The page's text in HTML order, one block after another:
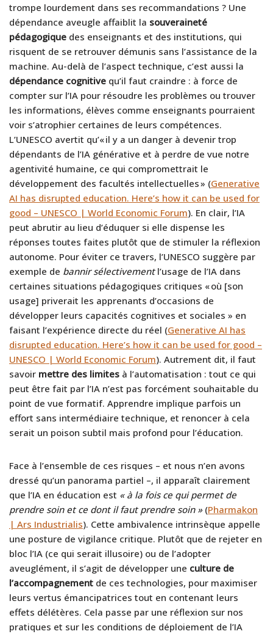
trompe lourdement dans ses recommandations ? Une
dépendance aveugle affaiblit la souveraineté
pédagogique des enseignants et des institutions, qui
risquent de se retrouver démunis sans l’assistance de la
machine. Au-delà de l’aspect technique, c’est aussi la
dépendance cognitive qu’il faut craindre : à force de
compter sur l’IA pour résoudre les problèmes ou trouver
les informations, élèves comme enseignants pourraient
voir s’atrophier certaines de leurs compétences.
L’UNESCO avertit qu’« il y a un danger à devenir trop
dépendants de l’IA générative et à perdre de vue notre
agentivité humaine, ce qui compromettrait le
développement des facultés intellectuelles » (Generative
AI has disrupted education. Here’s how it can be used for
good – UNESCO | World Economic Forum). En clair, l’IA
peut abrutir au lieu d’éduquer si elle dispense les
réponses toutes faites plutôt que de stimuler la réflexion
autonome. Pour éviter ce travers, l’UNESCO suggère par
exemple de bannir sélectivementl’usage de l’IA dans
certaines situations pédagogiques critiques « où [son
usage] priverait les apprenants d’occasions de
développer leurs capacités cognitives et sociales » en
faisant l’expérience directe du réel (Generative AI has
disrupted education. Here’s how it can be used for good –
UNESCO | World Economic Forum). Autrement dit, il faut
savoir mettre des limites à l’automatisation : tout ce qui
peut être fait par l’IA n’est pas forcément souhaitable du
point de vue formatif. Apprendre implique parfois un
effort sans intermédiaire technique, et renoncer à cela
serait un poison subtil mais profond pour l’éducation.
Face à l’ensemble de ces risques – et nous n’en avons
dressé qu’un panorama partiel –, il apparaît clairement
que l’IA en éducation est « à la fois ce qui permet de
prendre soin et ce dont il faut prendre soin »(Pharmakon
| Ars Industrialis). Cette ambivalence intrinsèque appelle
une posture de vigilance critique. Plutôt que de rejeter en
bloc l’IA (ce qui serait illusoire) ou de l’adopter
aveuglément, il s’agit de développer une culture de
l’accompagnement de ces technologies, pour maximiser
leurs vertus émancipatrices tout en contenant leurs
effets délétères. Cela passe par une réflexion sur nos
pratiques et sur les conditions de déploiement de l’IA